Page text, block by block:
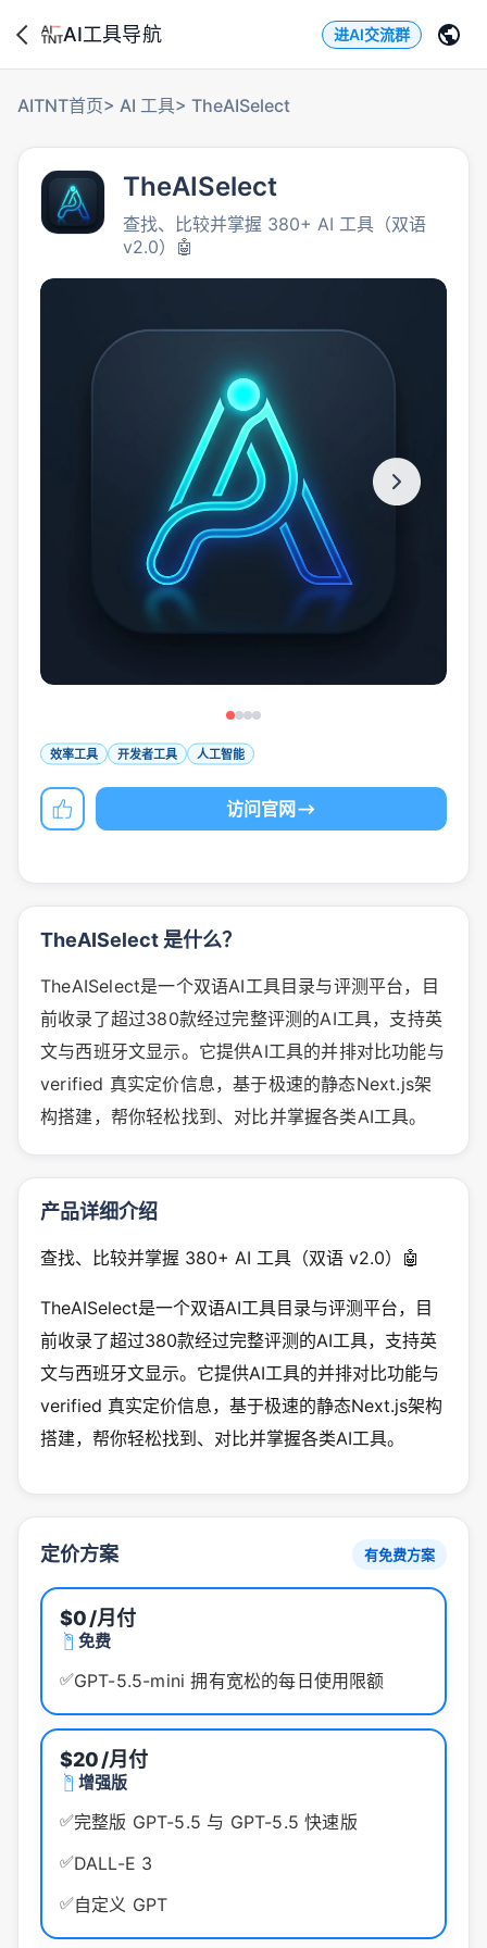
AI工具导航 进AI交流群
AITNT首页> AI 工具> TheAISelect
TheAISelect
查找、比较并掌握 380+ AI 工具（双语
v2.0）🤖
效率工具 开发者工具 人工智能
访问官网
TheAISelect 是什么？
TheAISelect是一个双语AI工具目录与评测平台，目
前收录了超过380款经过完整评测的AI工具，支持英
文与西班牙文显示。它提供AI工具的并排对比功能与
verified 真实定价信息，基于极速的静态Next.js架
构搭建，帮你轻松找到、对比并掌握各类AI工具。
产品详细介绍
查找、比较并掌握 380+ AI 工具（双语 v2.0）🤖
TheAISelect是一个双语AI工具目录与评测平台，目
前收录了超过380款经过完整评测的AI工具，支持英
文与西班牙文显示。它提供AI工具的并排对比功能与
verified 真实定价信息，基于极速的静态Next.js架构
搭建，帮你轻松找到、对比并掌握各类AI工具。
定价方案 有免费方案
$0/月付
免费
✅GPT-5.5-mini 拥有宽松的每日使用限额
$20/月付
增强版
✅完整版 GPT-5.5 与 GPT-5.5 快速版
✅DALL-E 3
✅自定义 GPT